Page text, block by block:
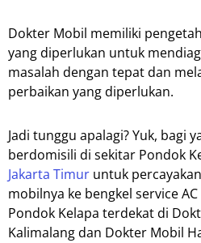
Dokter Mobil memiliki
yang diperlukan untuk
masalah dengan tepat dan
perbaikan yang diperlukan.
Jadi tunggu apalagi? Yuk, bagi
berdomisili di sekitar Pondok
Jakarta Timur untuk
mobilnya ke bengkel service
Pondok Kelapa terdekat di
Kalimalang dan Dokter Mobil